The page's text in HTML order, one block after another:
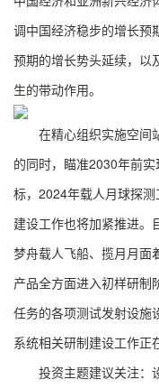
调中国经济稳步的增长预
预期的增长势头延续，以
生的带动作用。
在精心组织实施空间
的同时，瞄准2030年前
标，2024年载人月球探
建设工作也将加紧推进。
梦舟载人飞船、揽月月面
产品全方面进入初样研制
任务的各项测试发射设施
系统相关研制建设工作正
投资主题建议关注：